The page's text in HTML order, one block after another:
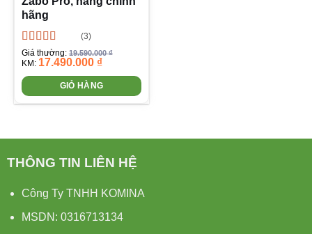
hãng
Được xếp
hạng5.005
sao
(3)
Giá thường:19.590.000₫
KM: 17.490.000 ₫
GIỎ HÀNG
THÔNG TIN LIÊN HỆ
Công Ty TNHH KOMINA
MSDN: 0316713134